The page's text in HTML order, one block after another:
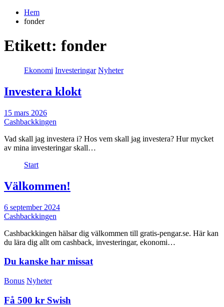
Hem
fonder
Etikett: fonder
Ekonomi Investeringar Nyheter
Investera klokt
15 mars 2026
Cashbackkingen
Vad skall jag investera i? Hos vem skall jag investera? Hur mycket
av mina investeringar skall…
Start
Välkommen!
6 september 2024
Cashbackkingen
Cashbackkingen hälsar dig välkommen till gratis-pengar.se. Här kan
du lära dig allt om cashback, investeringar, ekonomi…
Du kanske har missat
Bonus Nyheter
Få 500 kr Swish